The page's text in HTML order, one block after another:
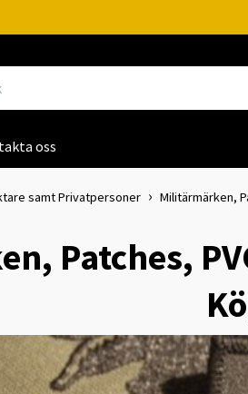
oss
samt Privatpersoner Militärmärken,
Patches,